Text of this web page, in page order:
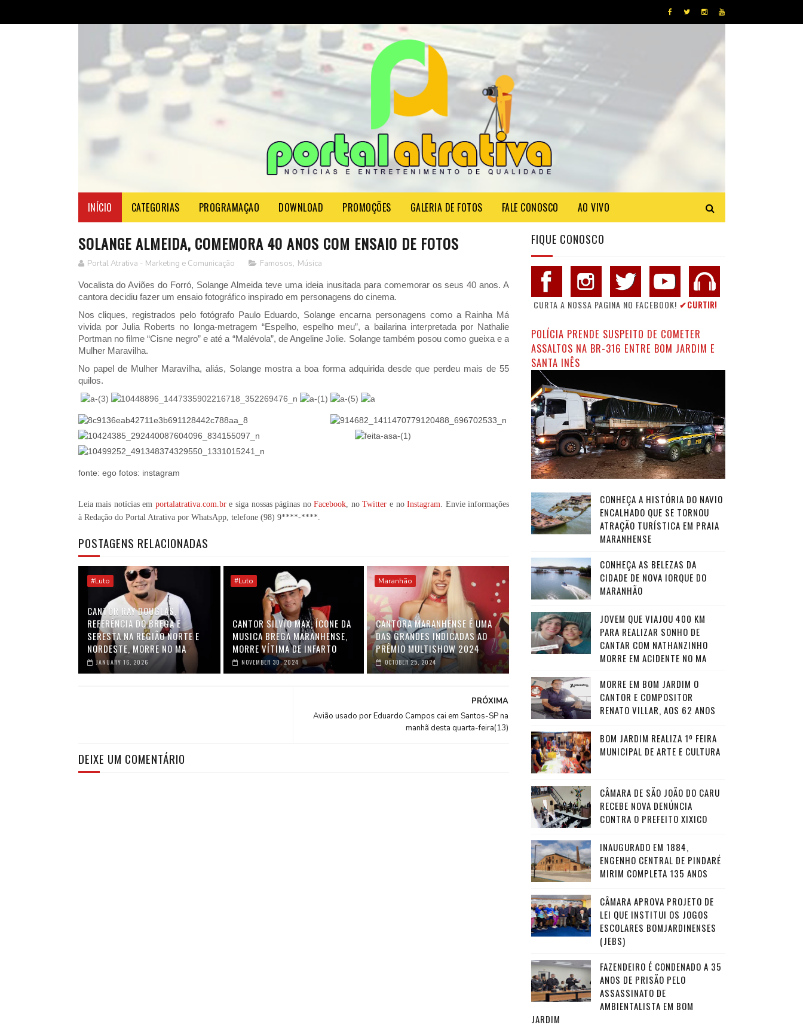
INÍCIO CATEGORIAS PROGRAMAÇAO DOWNLOAD PROMOÇÕES GALERIA DE FOTOS FALE CONOSCO AO VIVO
SOLANGE ALMEIDA, COMEMORA 40 ANOS COM ENSAIO DE FOTOS
Portal Atrativa - Marketing e Comunicação Famosos, Música
Vocalista do Aviões do Forró, Solange Almeida teve uma ideia inusitada para comemorar os seus 40 anos. A
cantora decidiu fazer um ensaio fotográfico inspirado em personagens do cinema.
Nos cliques, registrados pelo fotógrafo Paulo Eduardo, Solange encarna personagens como a Rainha Má
vivida por Julia Roberts no longa-metragem “Espelho, espelho meu”, a bailarina interpretada por Nathalie
Portman no filme “Cisne negro” e até a “Malévola”, de Angeline Jolie. Solange também posou como gueixa e a
Mulher Maravilha.
No papel de Mulher Maravilha, aliás, Solange mostra a boa forma adquirida desde que perdeu mais de 55
quilos.
fonte: ego fotos: instagram
Leia mais notícias em portalatrativa.com.bre siga nossas páginas noFacebook , noTwitter e noInstagram . Envie informações
à Redação do Portal Atrativa por WhatsApp, telefone (98) 9****-****
POSTAGENS RELACIONADAS
#Luto
CANTOR RAY DOUGLAS,
REFERÊNCIA DO BREGA E
SERESTA NA REGIÃO NORTE E
NORDESTE, MORRE NO MA
JANUARY 16, 2026
#Luto
CANTOR SILVIO MAX, ÍCONE DA
MUSICA BREGA MARANHENSE,
MORRE VÍTIMA DE INFARTO
NOVEMBER 30, 2024
Maranhão
CANTORA MARANHENSE É UMA
DAS GRANDES INDICADAS AO
PRÊMIO MULTISHOW 2024
OCTOBER 25, 2024
PRÓXIMA
Avião usado por Eduardo Campos cai em Santos-SP na
manhã desta quarta-feira(13)
DEIXE UM COMENTÁRIO
FIQUE CONOSCO
CURTA A NOSSA PAGINA NO FACEBOOK! ✔CURTIR!
POLÍCIA PRENDE SUSPEITO DE COMETER
ASSALTOS NA BR-316 ENTRE BOM JARDIM E
SANTA INÊS
CONHEÇA A HISTÓRIA DO NAVIO
ENCALHADO QUE SE TORNOU
ATRAÇÃO TURÍSTICA EM PRAIA
MARANHENSE
CONHEÇA AS BELEZAS DA
CIDADE DE NOVA IORQUE DO
MARANHÃO
JOVEM QUE VIAJOU 400 KM
PARA REALIZAR SONHO DE
CANTAR COM NATHANZINHO
MORRE EM ACIDENTE NO MA
MORRE EM BOM JARDIM O
CANTOR E COMPOSITOR
RENATO VILLAR, AOS 62 ANOS
BOM JARDIM REALIZA 1º FEIRA
MUNICIPAL DE ARTE E CULTURA
CÂMARA DE SÃO JOÃO DO CARU
RECEBE NOVA DENÚNCIA
CONTRA O PREFEITO XIXICO
INAUGURADO EM 1884,
ENGENHO CENTRAL DE PINDARÉ
MIRIM COMPLETA 135 ANOS
CÂMARA APROVA PROJETO DE
LEI QUE INSTITUI OS JOGOS
ESCOLARES BOMJARDINENSES
(JEBS)
FAZENDEIRO É CONDENADO A 35
ANOS DE PRISÃO PELO
ASSASSINATO DE
AMBIENTALISTA EM BOM
JARDIM